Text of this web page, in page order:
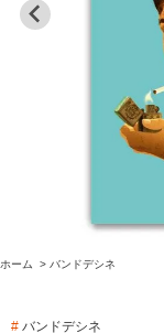
ホーム > バンドデシネ
# バンドデシネ